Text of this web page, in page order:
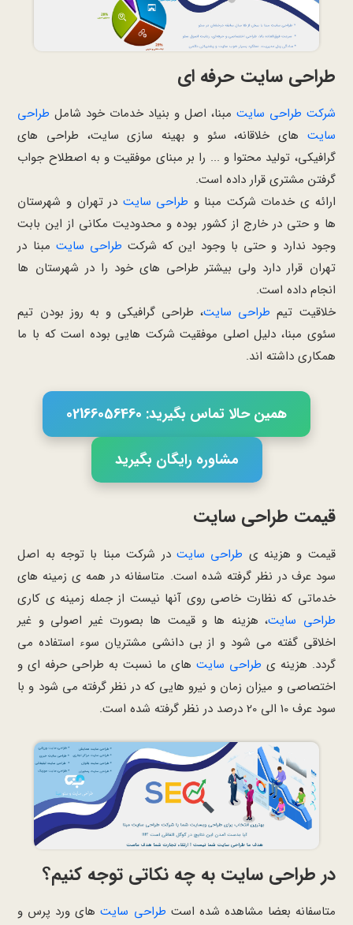
طراحی سایت حرفه ای
شرکت طراحی سایت مبنا، اصل و بنیاد خدمات خود شامل طراحی
سایت های خلاقانه، سئو و بهینه سازی سایت، طراحی های
گرافیکی، تولید محتوا و ... را بر مبنای موفقیت و به اصطلاح جواب
گرفتن مشتری قرار داده است.
ارائه ی خدمات شرکت مبنا و طراحی سایت در تهران و شهرستان
ها و حتی در خارج از کشور بوده و محدودیت مکانی از این بابت
وجود ندارد و حتی با وجود این که شرکت طراحی سایت مبنا در
تهران قرار دارد ولی بیشتر طراحی های خود را در شهرستان ها
انجام داده است.
خلاقیت تیم طراحی سایت، طراحی گرافیکی و به روز بودن تیم
سئوی مبنا، دلیل اصلی موفقیت شرکت هایی بوده است که با ما
همکاری داشته اند.
همین حالا تماس بگیرید: 02166056460
مشاوره رایگان بگیرید
قیمت طراحی سایت
قیمت و هزینه ی طراحی سایت در شرکت مبنا با توجه به اصل
سود عرف در نظر گرفته شده است. متاسفانه در همه ی زمینه های
خدماتی که نظارت خاصی روی آنها نیست از جمله زمینه ی کاری
طراحی سایت، هزینه ها و قیمت ها بصورت غیر اصولی و غیر
اخلاقی گفته می شود و از بی دانشی مشتریان سوء استفاده می
گردد. هزینه ی طراحی سایت های ما نسبت به طراحی حرفه ای و
اختصاصی و میزان زمان و نیرو هایی که در نظر گرفته می شود و با
سود عرف 10 الی 20 درصد در نظر گرفته شده است.
در طراحی سایت به چه نکاتی توجه کنیم؟
متاسفانه بعضا مشاهده شده است طراحی سایتهای ورد پرس و